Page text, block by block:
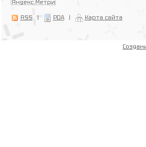
RSS | PDA | Карта сайта